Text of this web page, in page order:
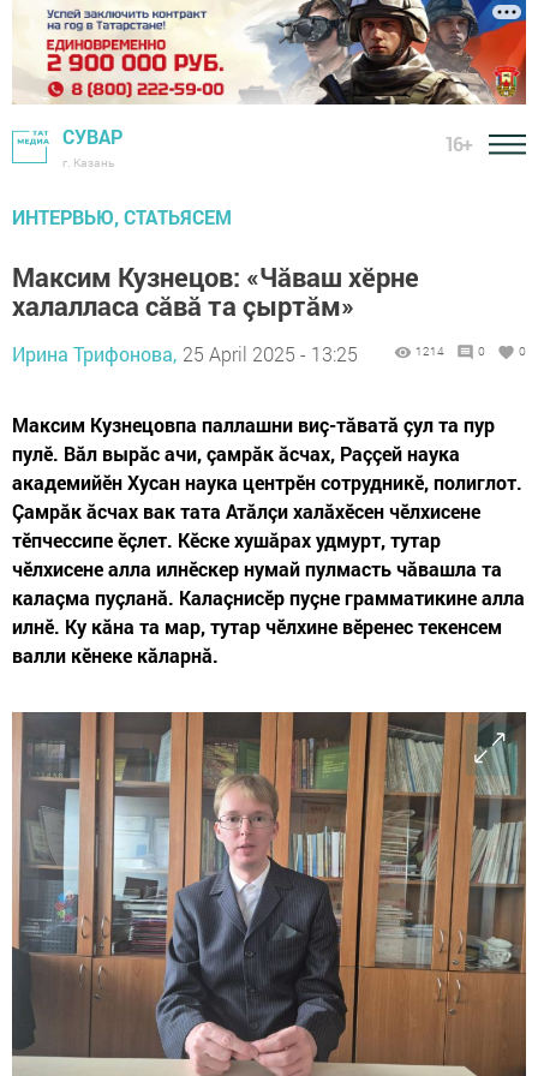
СУВАР
г. Казань
16+
ИНТЕРВЬЮ, СТАТЬЯСЕМ
Максим Кузнецов: «Чăваш хӗрне
халалласа сăвă та çыртăм»
Ирина Трифонова, 25 April 2025 - 13:25 1214 0 0
Максим Кузнецовпа паллашни виç-тăватă çул та пур
пулӗ. Вăл вырăс ачи, çамрăк ăсчах, Раççей наука
академийӗн Хусан наука центрӗн сотрудникӗ, полиглот.
Çамрăк ăсчах вак тата Атăлçи халăхӗсен чӗлхисене
тӗпчессипе ӗçлет. Кӗске хушăрах удмурт, тутар
чӗлхисене алла илнӗскер нумай пулмасть чăвашла та
калаçма пуçланă. Калаçнисӗр пуçне грамматикине алла
илнӗ. Ку кăна та мар, тутар чӗлхине вӗренес текенсем
валли кӗнеке кăларнă.